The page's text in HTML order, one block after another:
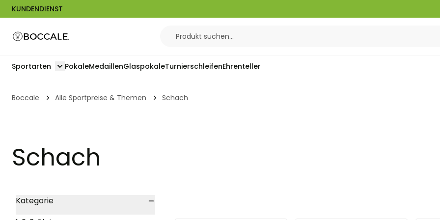
KUNDENDIENST
Sportarten Toggle submenu for Sportarten
PokaleMedaillenGlaspokaleTurnierschleifenEhrenteller
Boccale Alle Sportpreise & Themen Schach
Schach
Skip to product list
Kategorie